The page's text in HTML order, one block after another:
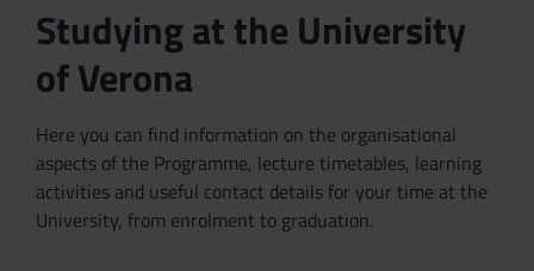
Studying at the University
of Verona
Here you can find information on the organisational
aspects of the Programme, lecture timetables, learning
activities and useful contact details for your time at the
University, from enrolment to graduation.